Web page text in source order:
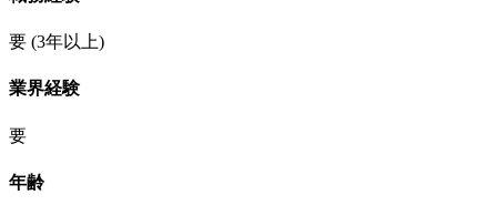
要 (3年以上)
業界経験
要
年齢